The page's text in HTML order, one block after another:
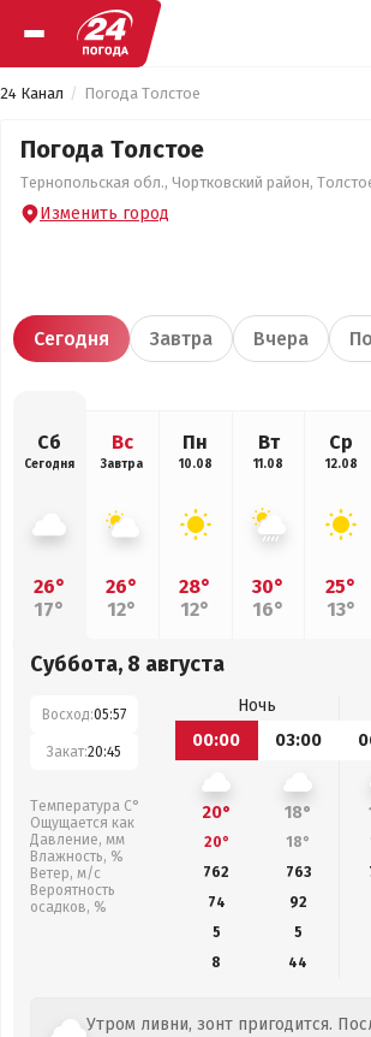
24 Канал Погода Толстое
Погода Толстое
Тернопольская обл., Чортковский район,
Изменить город
Сегодня Завтра Вчера
Сб
Сегодня
26°
17°
Вс
Завтра
26°
12°
Пн
10.08
28°
12°
Вт
11.08
30°
16°
Ср
12.08
25°
13°
Суббота, 8 августа
Восход:05:57
Закат:20:45
Температура С°
Ощущается как
Давление, мм
Влажность, %
Ветер, м/с
Вероятность
осадков, %
Ночь
00:00
03:00
20° 18°
20° 18°
762
763
74
92
5
5
8
44
Утром ливни, зонт пригодится.